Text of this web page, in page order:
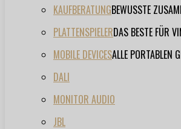
KAUFBERATUNGBEWUSSTE
PLATTENSPIELERDAS BESTE FÜR
MOBILE DEVICESALLE PORTABLEN
DALI
MONITOR AUDIO
JBL